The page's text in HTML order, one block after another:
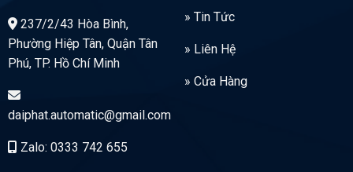
237/2/43 Hòa Bình,
Phường Hiệp Tân, Quận Tân
Phú, TP. Hồ Chí Minh
daiphat.automatic@gmail.com
Zalo: 0333 742 655
» Tin Tức
» Liên Hệ
» Cửa Hàng